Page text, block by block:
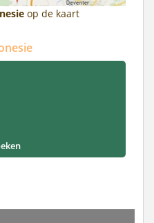
op de kaart